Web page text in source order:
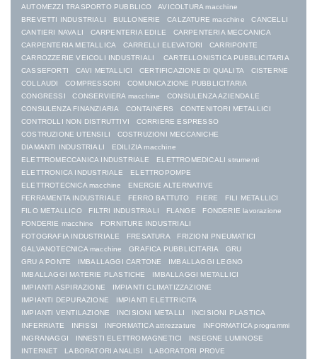
AUTOMEZZI TRASPORTO PUBBLICO
AVICOLTURA macchine
BREVETTI INDUSTRIALI
BULLONERIE CALZATURE macchine
CANCELLI
CANTIERI NAVALI
CARPENTERIA EDILE
CARPENTERIA MECCANICA
CARPENTERIA METALLICA
CARRELLI ELEVATORI
CARRIPONTE
CARROZZERIE VEICOLI INDUSTRIALI
CARTELLONISTICA PUBBLICITARIA
CASSEFORTI
CAVI METALLICI CERTIFICAZIONE DI QUALITA
CISTERNE
COLLAUDI
COMPRESSORI
COMUNICAZIONE PUBBLICITARIA
CONGRESSI
CONSERVIERA macchine
CONSULENZA AZIENDALE
CONSULENZA FINANZIARIA
CONTAINERS
CONTENITORI METALLICI
CONTROLLI NON DISTRUTTIVI
CORRIERE ESPRESSO
COSTRUZIONE UTENSILI
COSTRUZIONI MECCANICHE
DIAMANTI INDUSTRIALI
EDILIZIA macchine
ELETTROMECCANICA INDUSTRIALE
ELETTROMEDICALI strumenti
ELETTRONICA INDUSTRIALE
ELETTROPOMPE
ELETTROTECNICA macchine
ENERGIE ALTERNATIVE
FERRAMENTA INDUSTRIALE
FERRO BATTUTO FIERE
FILI METALLICI
FILO METALLICO
FILTRI INDUSTRIALI FLANGE
FONDERIE lavorazione
FONDERIE macchine
FORNITURE INDUSTRIALI
FOTOGRAFIA INDUSTRIALE
FRESATURA
FRIZIONI PNEUMATICI
GALVANOTECNICA macchine
GRAFICA PUBBLICITARIA
GRU
GRU A PONTE
IMBALLAGGI CARTONE
IMBALLAGGI LEGNO
IMBALLAGGI MATERIE PLASTICHE
IMBALLAGGI METALLICI
IMPIANTI ASPIRAZIONE
IMPIANTI CLIMATIZZAZIONE
IMPIANTI DEPURAZIONE
IMPIANTI ELETTRICITA
IMPIANTI VENTILAZIONE
INCISIONI METALLI
INCISIONI PLASTICA
INFERRIATE
INFISSI INFORMATICA attrezzature
INFORMATICA programmi
INGRANAGGI
INNESTI ELETTROMAGNETICI
INSEGNE LUMINOSE
INTERNET
LABORATORI ANALISI
LABORATORI PROVE